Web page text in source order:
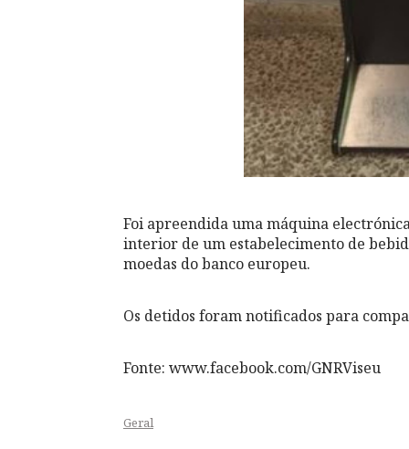
Foi apreendida uma máquina
interior de um estabelecimento de
moedas do banco europeu.
Os detidos foram notificados para
Fonte: www.facebook.com/GNRViseu
Geral